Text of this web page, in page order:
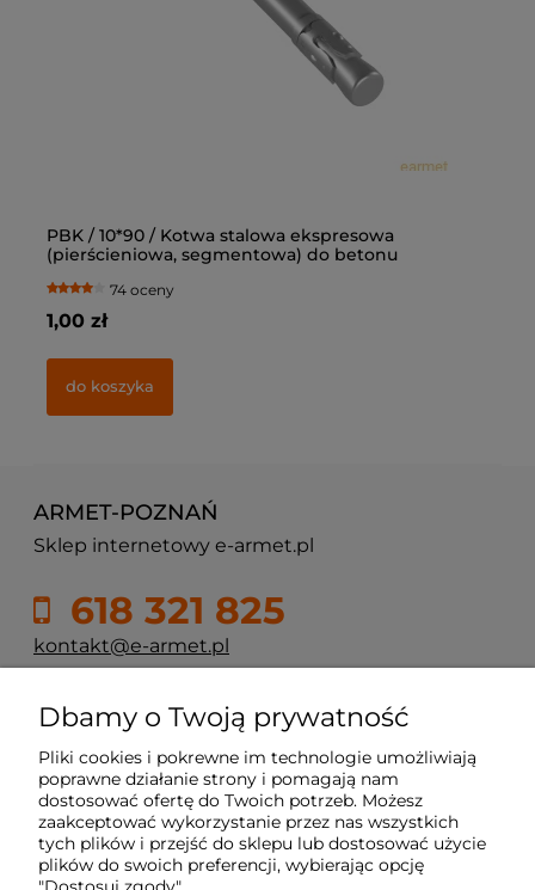
PBK / 10*90 / Kotwa stalowa ekspresowa
(pierścieniowa, segmentowa) do betonu
74 oceny
1,00 zł
do koszyka
ARMET-POZNAŃ
Sklep internetowy e-armet.pl
618 321 825
kontakt@e-armet.pl
ul. Reglowa 13
60-113 Poznań
Moje konto
Płatność i dostawa
Dbamy o Twoją prywatność
Pliki cookies i pokrewne im technologie umożliwiają
poprawne działanie strony i pomagają nam
dostosować ofertę do Twoich potrzeb. Możesz
zaakceptować wykorzystanie przez nas wszystkich
tych plików i przejść do sklepu lub dostosować użycie
plików do swoich preferencji, wybierając opcję